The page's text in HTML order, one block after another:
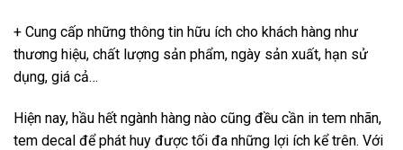
+ Cung cấp những thông tin hữu ích cho khách hàng như
thương hiệu, chất lượng sản phẩm, ngày sản xuất, hạn sử
dụng, giá cả…
Hiện nay, hầu hết ngành hàng nào cũng đều cần in tem nhãn,
tem decal để phát huy được tối đa những lợi ích kể trên. Với